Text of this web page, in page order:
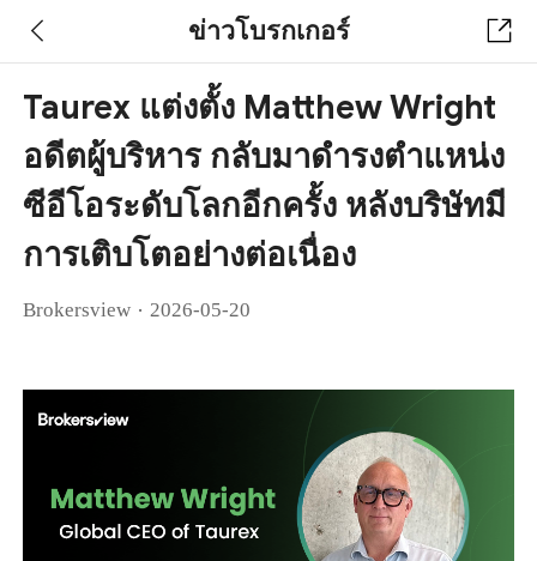
ข่าวโบรกเกอร์
Taurex แต่งตั้ง Matthew Wright
อดีตผู้บริหาร กลับมาดำรงตำแหน่ง
ซีอีโอระดับโลกอีกครั้ง หลังบริษัทมี
การเติบโตอย่างต่อเนื่อง
Brokersview · 2026-05-20